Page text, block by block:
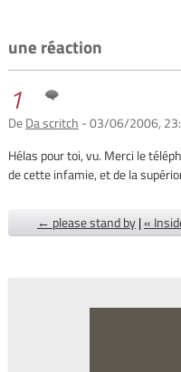
une réaction
1
DeDa scritch - 03/06/2006,
Hélas pour toi, vu. Merci le
de cette infamie, et de la
← please stand by|«